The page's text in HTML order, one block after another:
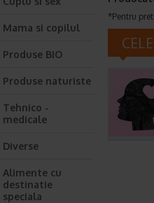
*Pentru
Mama si copilul
Produse BIO
Produse naturiste
Tehnico -
medicale
Diverse
Alimente cu
destinatie
speciala